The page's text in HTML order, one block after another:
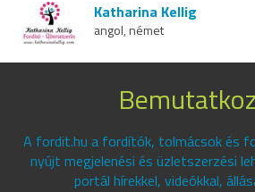
Katharina Kellig
angol, német
A fordit.hu a fordítók, tolmácsok és
nyújt megjelenési és üzletszerzési
portál hírekkel, videókkal,